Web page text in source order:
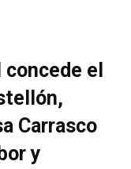
el
Carrasco
y